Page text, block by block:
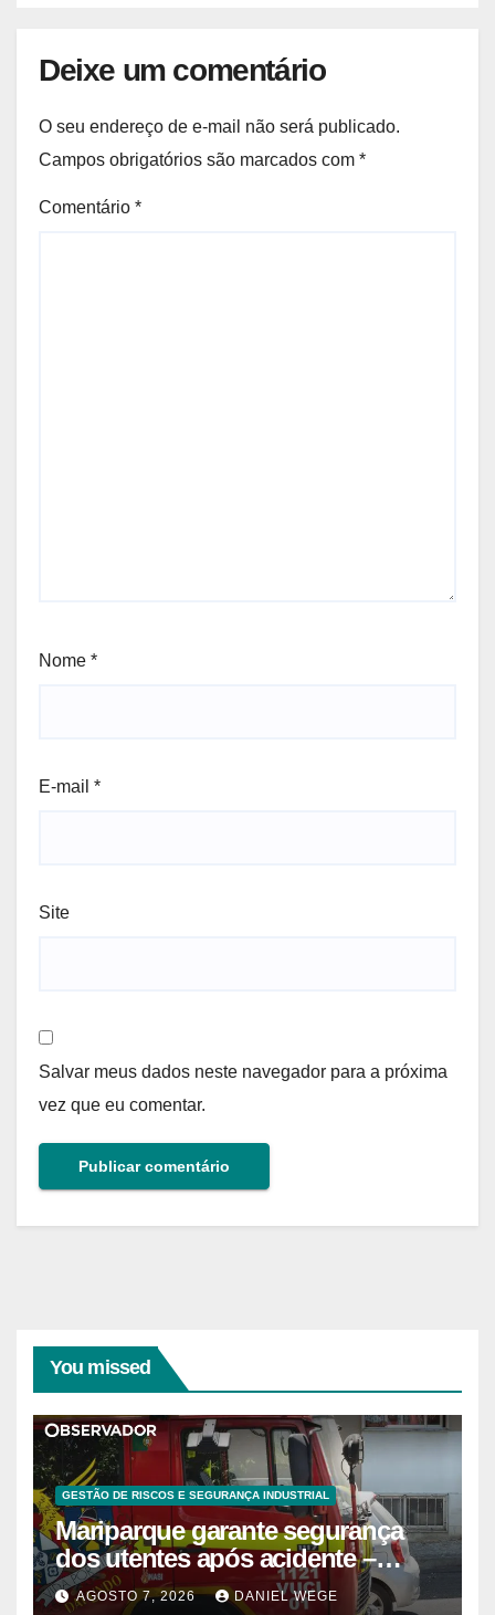
Deixe um comentário
O seu endereço de e-mail não será publicado.
Campos obrigatórios são marcados com *
Comentário *
Nome *
E-mail *
Site
Salvar meus dados neste navegador para a próxima
vez que eu comentar.
You missed
GESTÃO DE RISCOS E SEGURANÇA INDUSTRIAL
Mariparque garante segurança
dos utentes após acidente –
Observador
AGOSTO 7, 2026 DANIEL WEGE